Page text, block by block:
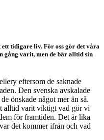
tidigare liv. För oss gör det våra
gång varit, men de bär alltid sin
eftersom de saknade
Den svenska avskalade
önskade något mer än så.
alltid varit viktigt vad gör vi
för framtiden. Det är lika
det kommer ifrån och vad